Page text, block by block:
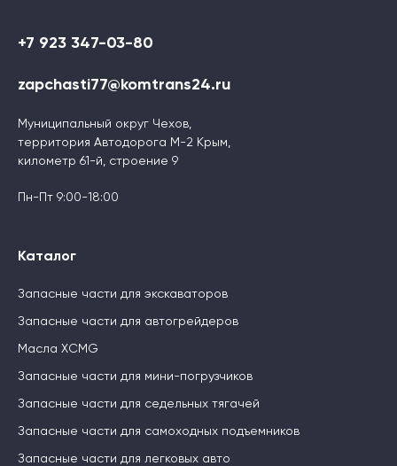
+7 923 347-03-80
zapchasti77@komtrans24.ru
Муниципальный округ Чехов,
территория Автодорога М-2 Крым,
километр 61-й, строение 9
Пн-Пт 9:00-18:00
Каталог
Запасные части для экскаваторов
Запасные части для автогрейдеров
Масла XCMG
Запасные части для мини-погрузчиков
Запасные части для седельных тягачей
Запасные части для самоходных подъемников
Запасные части для легковых авто